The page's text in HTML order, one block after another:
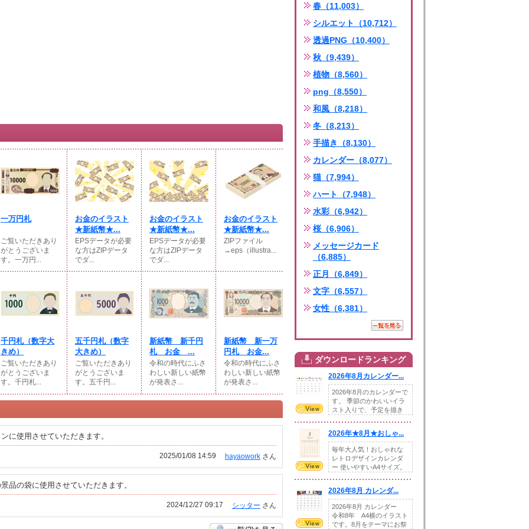
一万円札
ご覧いただきあり
がとうございま
す。一万円...
お金のイラスト
★新紙幣★...
EPSデータが必要
な方はZIPデータ
でダ...
お金のイラスト
★新紙幣★...
EPSデータが必要
な方はZIPデータ
でダ...
お金のイラスト
★新紙幣★...
ZIPファイル
→eps（illustra...
千円札（数字大
きめ）
ご覧いただきあり
がとうございま
す。千円札...
五千円札（数字
大きめ）
ご覧いただきあり
がとうございま
す。五千円...
新紙幣 新千円
札 お金 ...
令和の時代にふさ
わしい新しい紙幣
が発表さ...
新紙幣 新一万
円札 お金...
令和の時代にふさ
わしい新しい紙幣
が発表さ...
に使用させていただきます。
hayaowork さん
2025/01/08 14:59
品の袋に使用させていただきます。
シッター さん
2024/12/27 09:17
春（11,003）
シルエット（10,712）
透過PNG（10,400）
秋（9,439）
植物（8,560）
png（8,550）
和風（8,218）
冬（8,213）
手描き（8,130）
カレンダー（8,077）
猫（7,994）
ハート（7,948）
水彩（6,942）
桜（6,906）
メッセージカード
（6,885）
正月（6,849）
文字（6,557）
女性（6,381）
ダウンロードランキング
2026年8月カレンダー...
2026年8月のカレンダーで
す。 季節のかわいいイラ
スト入りで、予定を描き
2026年★8月★おしゃ...
毎年大人気！おしゃれな
レトロデザインカレンダ
ー 使いやすいA4サイズ。
2026年8月 カレンダ...
2026年8月 カレンダー
令和8年 A4横のイラスト
です。8月をテーマにお祭